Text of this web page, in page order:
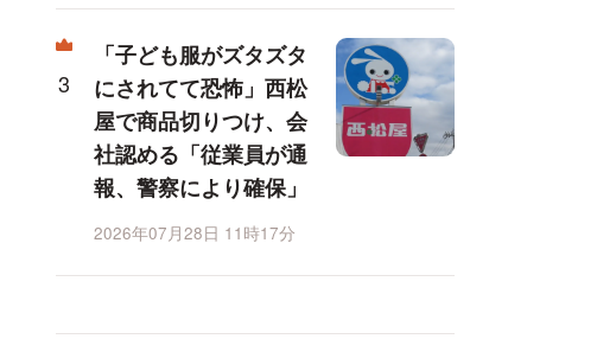
「子ども服がズタズタ
にされてて恐怖」西松
屋で商品切りつけ、会
社認める「従業員が通
報、警察により確保」
2026年07月28日 11時17分